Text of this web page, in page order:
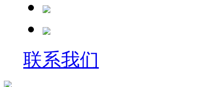
联系我们